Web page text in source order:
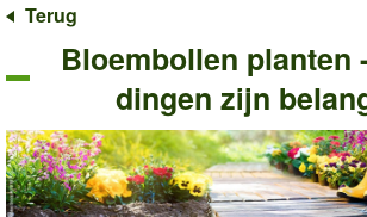
Terug
Bloembollen planten
dingen zijn